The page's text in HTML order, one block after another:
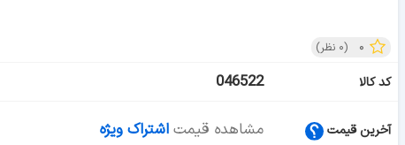
۰ (۰ نظر)
کد کالا
046522
آخرین قیمت مشاهده قیمت اشتراک ویژه